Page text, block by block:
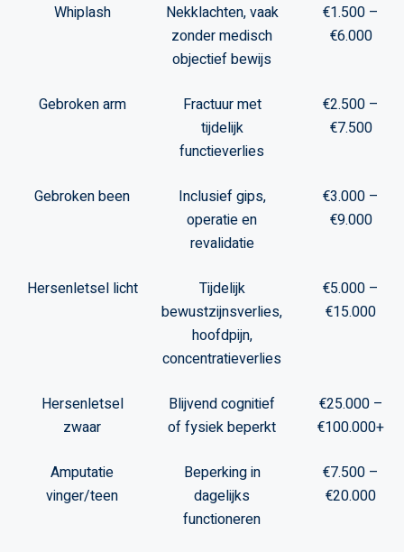
Whiplash
Nekklachten, vaak
zonder medisch
objectief bewijs
€1.500 –
€6.000
Gebroken arm
Fractuur met
tijdelijk
functieverlies
€2.500 –
€7.500
Gebroken been
Inclusief gips,
operatie en
revalidatie
€3.000 –
€9.000
Hersenletsel licht
Tijdelijk
bewustzijnsverlies,
hoofdpijn,
concentratieverlies
€5.000 –
€15.000
Hersenletsel
zwaar
Blijvend cognitief
of fysiek beperkt
€25.000 –
€100.000+
Amputatie
vinger/teen
Beperking in
dagelijks
functioneren
€7.500 –
€20.000